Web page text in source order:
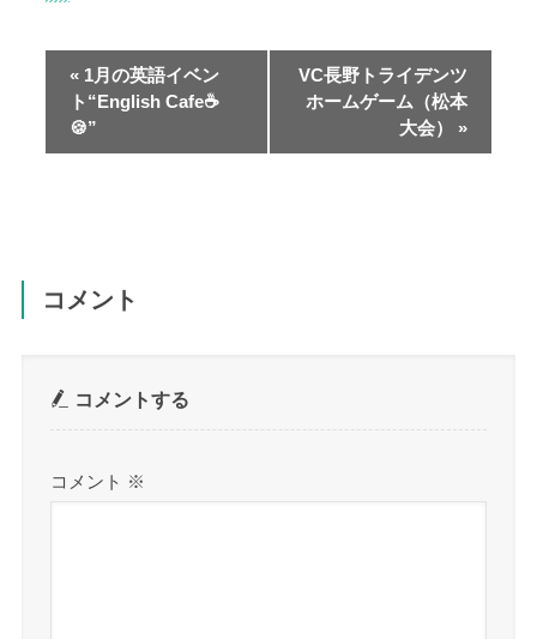
イ
ン
ト
ナ
ョ
«1月の英語イベン
ト“English Cafe☕
🍪”
VC長野トライデンツ
ホームゲーム（松本
大会） »
コメント
コメントする
コメント ※